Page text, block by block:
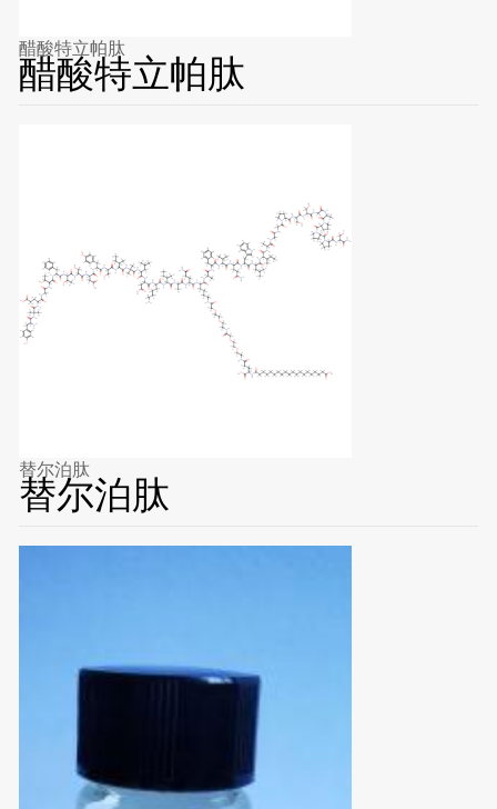
醋酸特立帕肽
醋酸特立帕肽
替尔泊肽
替尔泊肽